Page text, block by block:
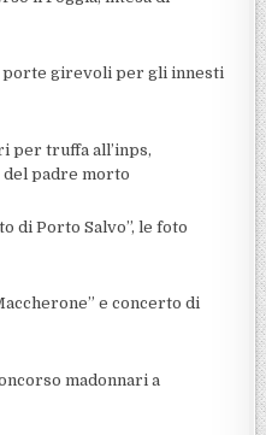
porte girevoli per gli innesti
per truffa all’inps,
del padre morto
di Porto Salvo”, le foto
e concerto di
madonnari a